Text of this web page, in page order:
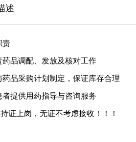
述
责
药品调配、发放及核对工作
药品采购计划制定，保证库存合理
者提供用药指导与咨询服务
证上岗，无证不考虑接收！！！